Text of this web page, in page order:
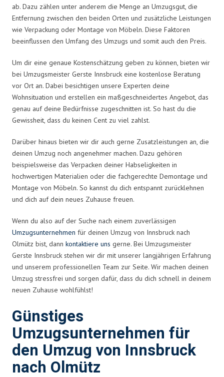
ab. Dazu zählen unter anderem die Menge an Umzugsgut, die
Entfernung zwischen den beiden Orten und zusätzliche Leistungen
wie Verpackung oder Montage von Möbeln. Diese Faktoren
beeinflussen den Umfang des Umzugs und somit auch den Preis.
Um dir eine genaue Kostenschätzung geben zu können, bieten wir
bei Umzugsmeister Gerste Innsbruck eine kostenlose Beratung
vor Ort an. Dabei besichtigen unsere Experten deine
Wohnsituation und erstellen ein maßgeschneidertes Angebot, das
genau auf deine Bedürfnisse zugeschnitten ist. So hast du die
Gewissheit, dass du keinen Cent zu viel zahlst.
Darüber hinaus bieten wir dir auch gerne Zusatzleistungen an, die
deinen Umzug noch angenehmer machen. Dazu gehören
beispielsweise das Verpacken deiner Habseligkeiten in
hochwertigen Materialien oder die fachgerechte Demontage und
Montage von Möbeln. So kannst du dich entspannt zurücklehnen
und dich auf dein neues Zuhause freuen.
Wenn du also auf der Suche nach einem zuverlässigen
Umzugsunternehmen für deinen Umzug von Innsbruck nach
Olmütz bist, dann kontaktiere uns gerne. Bei Umzugsmeister
Gerste Innsbruck stehen wir dir mit unserer langjährigen Erfahrung
und unserem professionellen Team zur Seite. Wir machen deinen
Umzug stressfrei und sorgen dafür, dass du dich schnell in deinem
neuen Zuhause wohlfühlst!
Günstiges
Umzugsunternehmen für
den Umzug von Innsbruck
nach Olmütz